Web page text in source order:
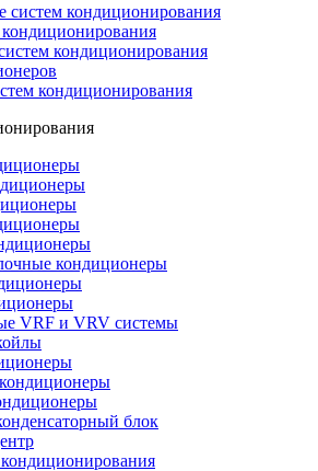
систем кондиционирования
кондиционирования
кондиционирования
кондиционеры
VRF и VRV системы
блок